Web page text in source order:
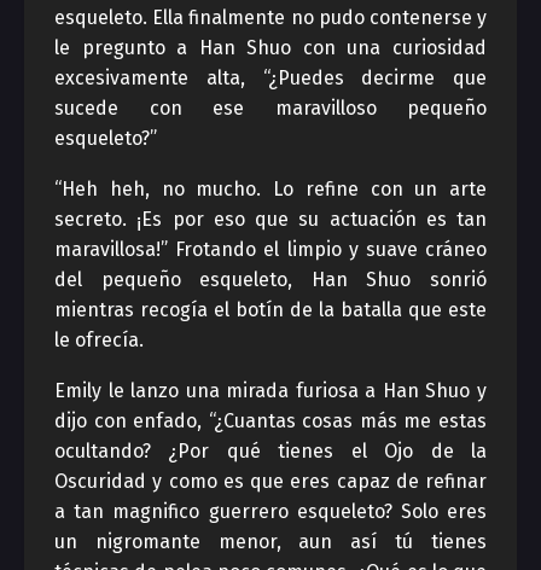
esqueleto. Ella finalmente no pudo contenerse y
le pregunto a Han Shuo con una curiosidad
excesivamente alta, “¿Puedes decirme que
sucede con ese maravilloso pequeño
esqueleto?”
“Heh heh, no mucho. Lo refine con un arte
secreto. ¡Es por eso que su actuación es tan
maravillosa!” Frotando el limpio y suave cráneo
del pequeño esqueleto, Han Shuo sonrió
mientras recogía el botín de la batalla que este
le ofrecía.
Emily le lanzo una mirada furiosa a Han Shuo y
dijo con enfado, “¿Cuantas cosas más me estas
ocultando? ¿Por qué tienes el Ojo de la
Oscuridad y como es que eres capaz de refinar
a tan magnifico guerrero esqueleto? Solo eres
un nigromante menor, aun así tú tienes